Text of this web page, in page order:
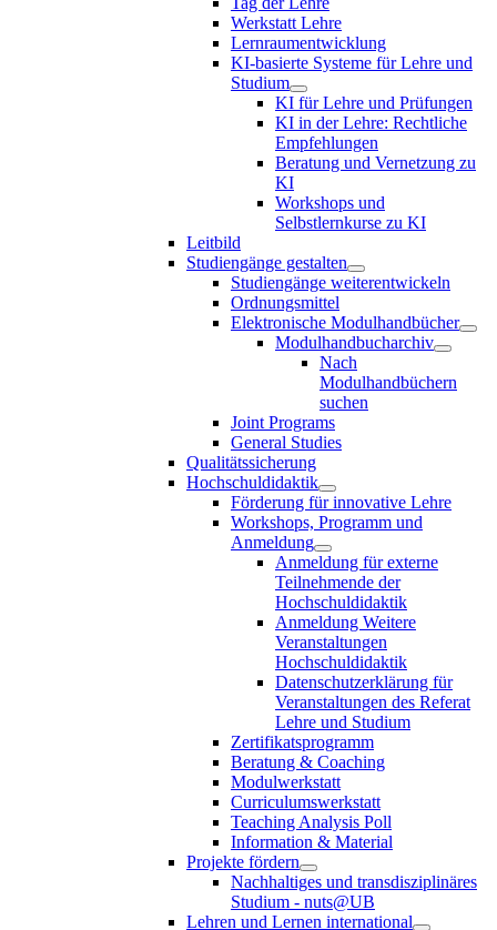
Werkstatt Lehre
Lernraumentwicklung
KI-basierte Systeme für Lehre und
Studium
KI für Lehre und Prüfungen
KI in der Lehre: Rechtliche
Empfehlungen
Beratung und Vernetzung zu
KI
Workshops und
Selbstlernkurse zu KI
Leitbild
Studiengänge gestalten
Studiengänge weiterentwickeln
Ordnungsmittel
Elektronische Modulhandbücher
Modulhandbucharchiv
Nach
Modulhandbüchern
suchen
Joint Programs
General Studies
Qualitätssicherung
Hochschuldidaktik
Förderung für innovative Lehre
Workshops, Programm und
Anmeldung
Anmeldung für externe
Teilnehmende der
Hochschuldidaktik
Anmeldung Weitere
Veranstaltungen
Hochschuldidaktik
Datenschutzerklärung für
Veranstaltungen des Referat
Lehre und Studium
Zertifikatsprogramm
Beratung & Coaching
Modulwerkstatt
Curriculumswerkstatt
Teaching Analysis Poll
Information & Material
Projekte fördern
Nachhaltiges und transdisziplinäres
Studium - nuts@UB
Lehren und Lernen international